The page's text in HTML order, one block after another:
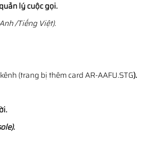
lý cuộc gọi.
/Tiếng Việt).
(trang bị thêm card AR-AAFU.STG).